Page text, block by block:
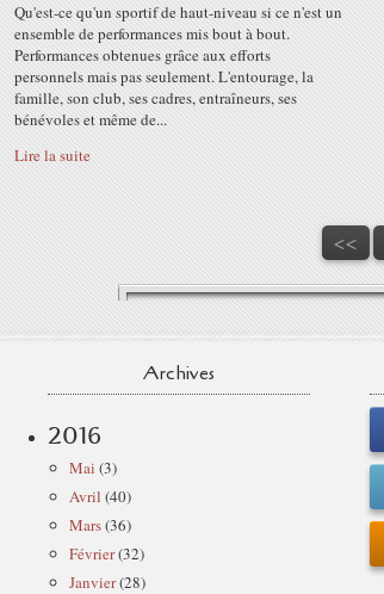
Qu'est-ce qu'un sportif de haut-niveau si ce n'est un
ensemble de performances mis bout à bout.
Performances obtenues grâce aux efforts
personnels mais pas seulement. L'entourage, la
famille, son club, ses cadres, entraîneurs, ses
bénévoles et même de...
Lire la suite
<<
Archives
2016
Mai (3)
Avril (40)
Mars(36)
Février(32)
Janvier(28)